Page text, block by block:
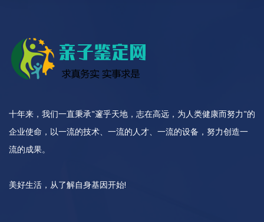
十年来，我们一直秉承"邃乎天地，志在高远，为人类健康而努力"的
企业使命，以一流的技术、一流的人才、一流的设备，努力创造一
流的成果。
美好生活，从了解自身基因开始!